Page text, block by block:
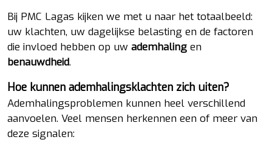
Bij PMC Lagas kijken we met u naar het totaalbeeld:
uw klachten, uw dagelijkse belasting en de factoren
die invloed hebben op uw ademhaling en
benauwdheid.
Hoe kunnen ademhalingsklachten zich uiten?
Ademhalingsproblemen kunnen heel verschillend
aanvoelen. Veel mensen herkennen een of meer van
deze signalen: